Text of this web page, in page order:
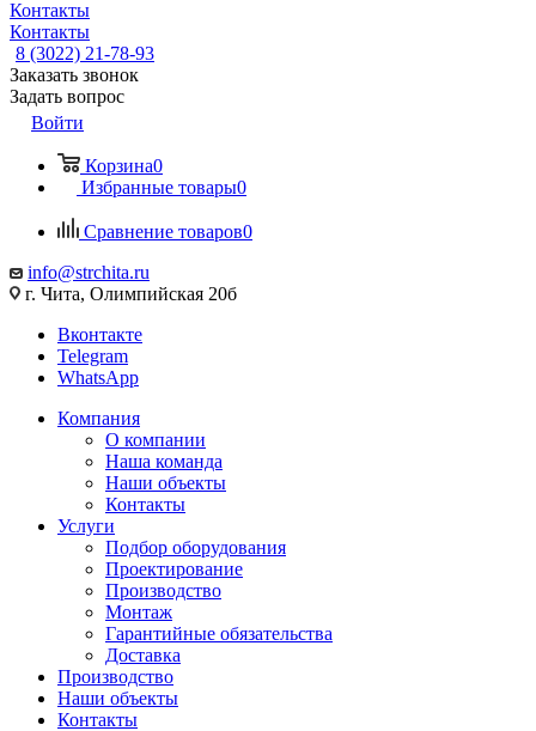
Контакты
Контакты
8 (3022) 21-78-93
Заказать звонок
Задать вопрос
Войти
Корзина0
Избранные товары0
Сравнение товаров0
info@strchita.ru
г. Чита, Олимпийская 20б
Вконтакте
Telegram
WhatsApp
Компания
О компании
Наша команда
Наши объекты
Контакты
Услуги
Подбор оборудования
Проектирование
Производство
Монтаж
Гарантийные обязательства
Доставка
Производство
Наши объекты
Контакты